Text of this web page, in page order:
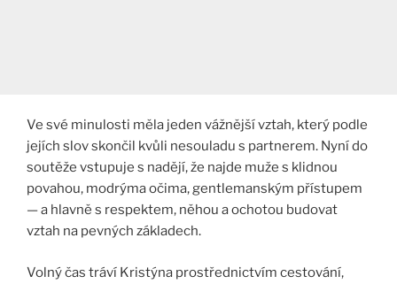
Ve své minulosti měla jeden vážnější vztah, který podle
jejích slov skončil kvůli nesouladu s partnerem. Nyní do
soutěže vstupuje s nadějí, že najde muže s klidnou
povahou, modrýma očima, gentlemanským přístupem
— a hlavně s respektem, něhou a ochotou budovat
vztah na pevných základech.
Volný čas tráví Kristýna prostřednictvím cestování,